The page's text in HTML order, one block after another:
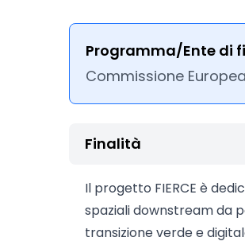
Programma/Ente di
Commissione
Finalità
Il progetto FIERCE è
spaziali downstream da
transizione verde e